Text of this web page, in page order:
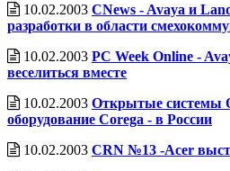
10.02.2003 CNews - Avaya и
разработки в области
10.02.2003 PC Week Online -
веселиться вместе
10.02.2003 Открытые системы
оборудование Corega - в России
10.02.2003 CRN №13 -Acer